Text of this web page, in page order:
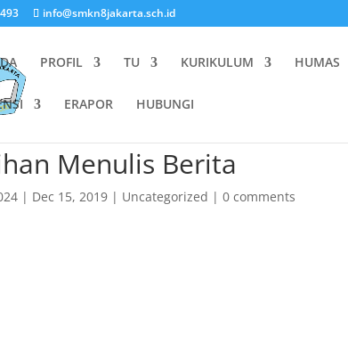
info@smkn8jakarta.sch.id
PROFIL TU KURIKULUM HUMAS
ERAPOR HUBUNGI
Menulis Berita
| Dec 15, 2019 | Uncategorized | 0 comments